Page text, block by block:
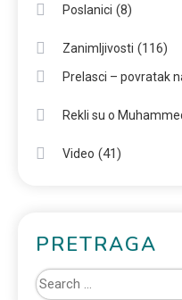
Poslanici (8)
Zanimljivosti (116)
Prelasci – povratak
Rekli su o
Video (41)
PRETRAGA